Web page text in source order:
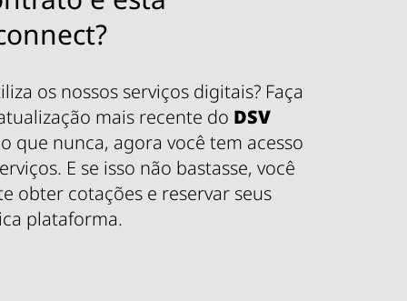
os nossos serviços digitais? Faça
mais recente do DSV
que nunca, agora você tem acesso
E se isso não bastasse, você
obter cotações e reservar seus
plataforma.